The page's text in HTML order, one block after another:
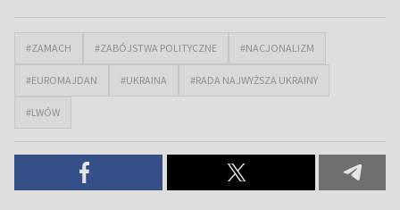
#ZAMACH #ZABÓJSTWA POLITYCZNE #NACJONALIZM
#EUROMAJDAN #UKRAINA #RADA NAJWYŻSZA UKRAINY
#LWÓW